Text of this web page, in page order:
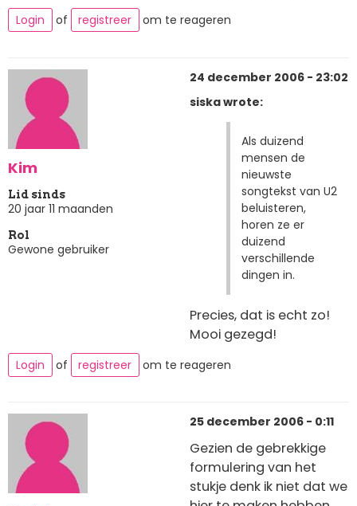
Login of registreer om te reageren
Kim
Lid sinds
20 jaar 11 maanden
Rol
Gewone gebruiker
24 december 2006 - 23:02
siska wrote:
Als duizend
mensen de
nieuwste
songtekst van U2
beluisteren,
horen ze er
duizend
verschillende
dingen in.
Precies, dat is echt zo!
Mooi gezegd!
Login of registreer om te reageren
25 december 2006 - 0:11
Gezien de gebrekkige
formulering van het
stukje denk ik niet dat we